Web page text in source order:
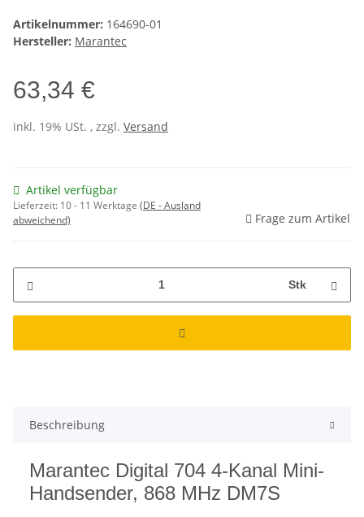
Artikelnummer: 164690-01
Hersteller: Marantec
63,34 €
inkl. 19% USt. , zzgl. Versand
Artikel verfügbar
Lieferzeit: 10 - 11 Werktage (DE - Ausland
abweichend)
Frage zum Artikel
Stk
Beschreibung
Marantec Digital 704 4-Kanal Mini-
Handsender, 868 MHz DM7S